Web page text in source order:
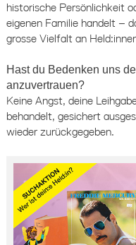
historische Persönlichkeit
eigenen Familie handelt –
grosse Vielfalt an
Hast du Bedenken uns
anzuvertrauen?
Keine Angst, deine
behandelt, gesichert
wieder zurückgegeben.